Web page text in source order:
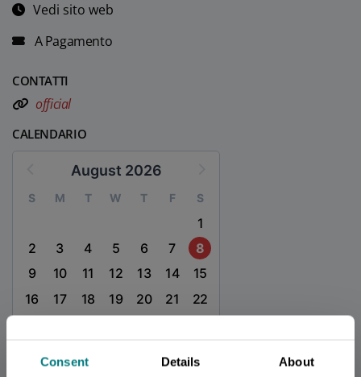
Consent Details About
Vedi sito web
A Pagamento
CONTATTI
official
CALENDARIO
August 2026
S M T W T F S
1
2
3 4 5 6 7
8
9
10 11 12 13 14
15
16
17 18 19 20 21
22